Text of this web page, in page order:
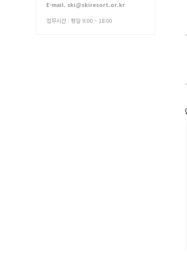
E-mail. ski@skiresort.or.kr
업무시간 : 평일 9:00 ~ 18:00